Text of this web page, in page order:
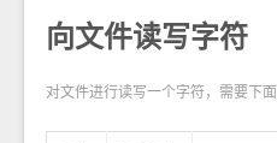
向文件读写字符
对文件进行读写一个字符，需要下